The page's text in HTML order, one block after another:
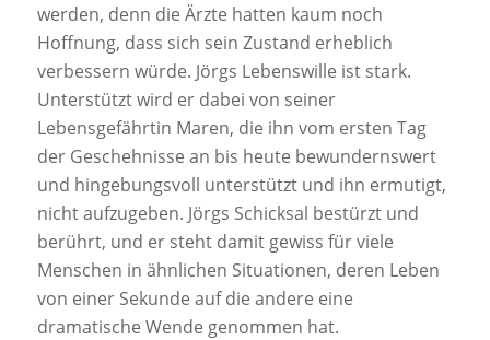
werden, denn die Ärzte hatten kaum noch
Hoffnung, dass sich sein Zustand erheblich
verbessern würde. Jörgs Lebenswille ist stark.
Unterstützt wird er dabei von seiner
Lebensgefährtin Maren, die ihn vom ersten Tag
der Geschehnisse an bis heute bewundernswert
und hingebungsvoll unterstützt und ihn ermutigt,
nicht aufzugeben. Jörgs Schicksal bestürzt und
berührt, und er steht damit gewiss für viele
Menschen in ähnlichen Situationen, deren Leben
von einer Sekunde auf die andere eine
dramatische Wende genommen hat.